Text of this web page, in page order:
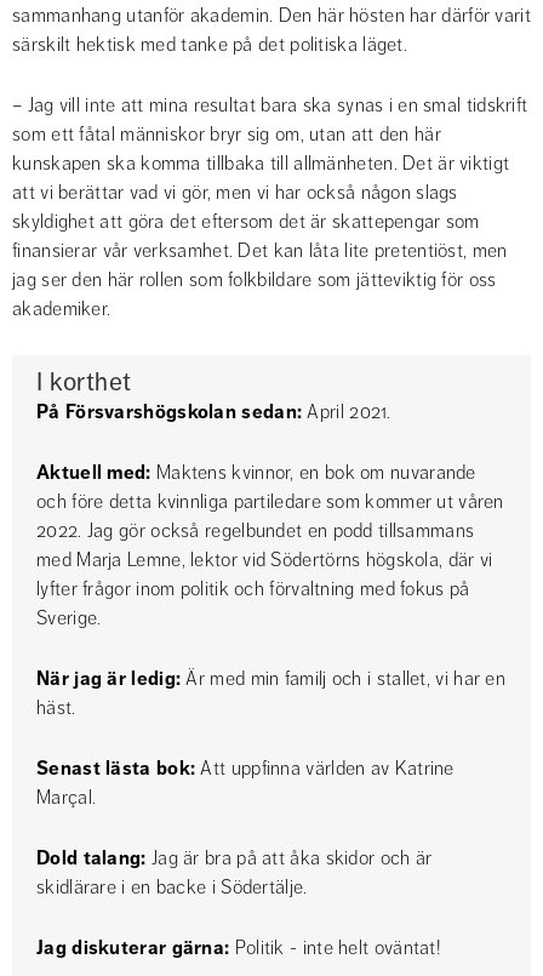
sammanhang utanför akademin. Den här hösten har därför varit
särskilt hektisk med tanke på det politiska läget.
– Jag vill inte att mina resultat bara ska synas i en smal tidskrift
som ett fåtal människor bryr sig om, utan att den här
kunskapen ska komma tillbaka till allmänheten. Det är viktigt
att vi berättar vad vi gör, men vi har också någon slags
skyldighet att göra det eftersom det är skattepengar som
finansierar vår verksamhet. Det kan låta lite pretentiöst, men
jag ser den här rollen som folkbildare som jätteviktig för oss
akademiker.
I korthet
På Försvarshögskolan sedan: April 2021.
Aktuell med: Maktens kvinnor, en bok om nuvarande
och före detta kvinnliga partiledare som kommer ut våren
2022. Jag gör också regelbundet en podd tillsammans
med Marja Lemne, lektor vid Södertörns högskola, där vi
lyfter frågor inom politik och förvaltning med fokus på
Sverige.
När jag är ledig: Är med min familj och i stallet, vi har en
häst.
Senast lästa bok: Att uppfinna världen av Katrine
Marçal.
Dold talang: Jag är bra på att åka skidor och är
skidlärare i en backe i Södertälje.
Jag diskuterar gärna: Politik - inte helt oväntat!